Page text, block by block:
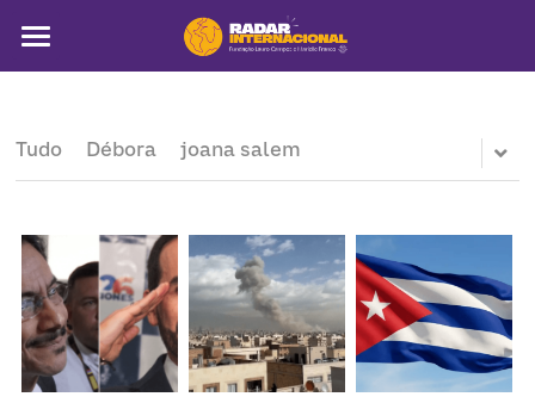
Colunistas
Notícias
Artigos
Pega a visão
Tudo Débora joana salem